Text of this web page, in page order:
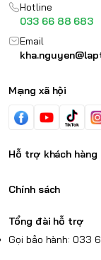
Hotline
033 66 88 683
Email
Mạng xã hội
Hỗ trợ khách hàng
Chính sách
Tổng đài hỗ trợ
Gọi bảo hành: 033